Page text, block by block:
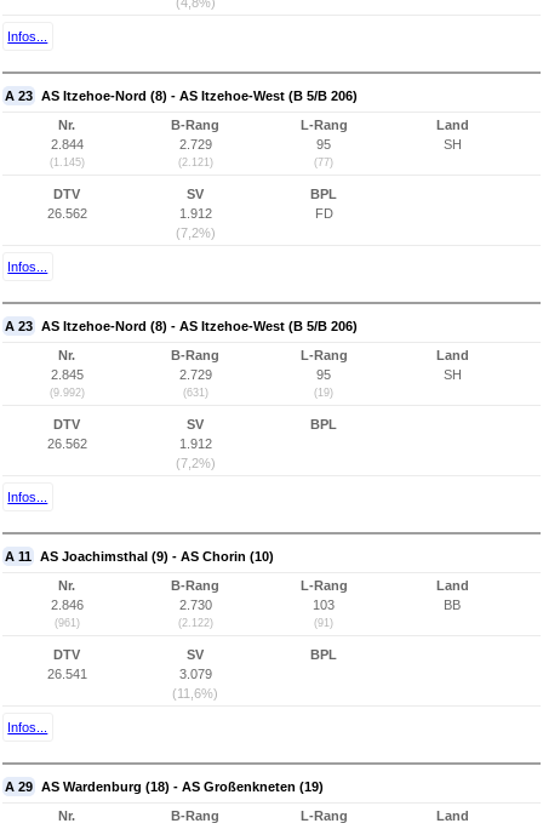
Infos...
A 23 AS Itzehoe-Nord (8) - AS Itzehoe-West (B 5/B 206)
Nr.
2.844
(1.145)
B-Rang
2.729
(2.121)
L-Rang
95
(77)
Land
SH
DTV
26.562
SV
1.912
(7,2%)
BPL
FD
Infos...
A 23 AS Itzehoe-Nord (8) - AS Itzehoe-West (B 5/B 206)
Nr.
2.845
(9.992)
B-Rang
2.729
(631)
L-Rang
95
(19)
Land
SH
DTV
26.562
SV
1.912
(7,2%)
BPL
Infos...
A 11 AS Joachimsthal (9) - AS Chorin (10)
Nr.
2.846
(961)
B-Rang
2.730
(2.122)
L-Rang
103
(91)
Land
BB
DTV
26.541
SV
3.079
(11,6%)
BPL
Infos...
A 29 AS Wardenburg (18) - AS Großenkneten (19)
Nr.
B-Rang
L-Rang
Land